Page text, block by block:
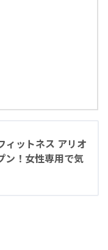
ィットネス アリオ
ン！女性専用で気